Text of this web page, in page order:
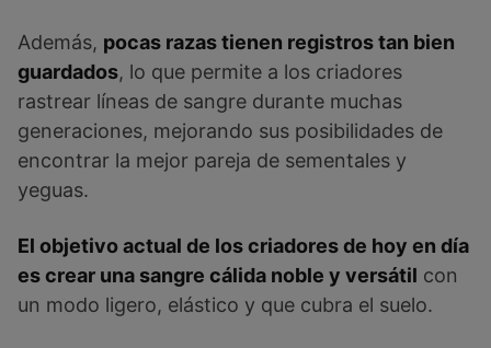
Además, pocas razas tienen registros tan bien
guardados, lo que permite a los criadores
rastrear líneas de sangre durante muchas
generaciones, mejorando sus posibilidades de
encontrar la mejor pareja de sementales y
yeguas.
El objetivo actual de los criadores de hoy en día
es crear una sangre cálida noble y versátil con
un modo ligero, elástico y que cubra el suelo.